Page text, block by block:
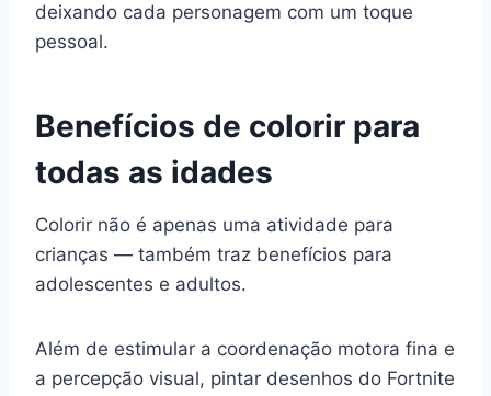
deixando cada personagem com um toque
pessoal.
Benefícios de colorir para
todas as idades
Colorir não é apenas uma atividade para
crianças — também traz benefícios para
adolescentes e adultos.
Além de estimular a coordenação motora fina e
a percepção visual, pintar desenhos do Fortnite